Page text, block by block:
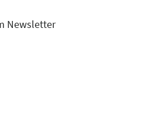
Newsletter